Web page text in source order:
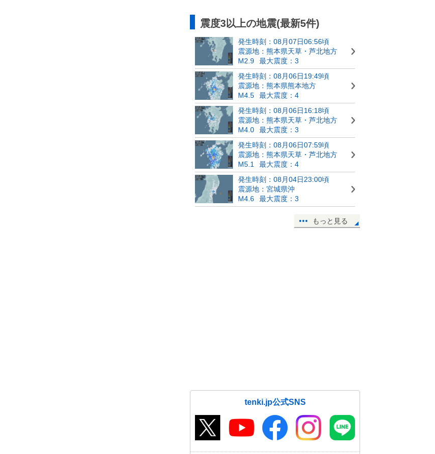
震度3以上の地震(最新5件)
発生時刻：08月07日06:56頃
震源地：熊本県天草・芦北地方
M2.9
最大震度：3
発生時刻：08月06日19:49頃
震源地：熊本県熊本地方
M4.5
最大震度：4
発生時刻：08月06日16:18頃
震源地：熊本県天草・芦北地方
M4.0
最大震度：3
発生時刻：08月06日07:59頃
震源地：熊本県天草・芦北地方
M5.1
最大震度：4
発生時刻：08月04日23:00頃
震源地：宮城県沖
M4.6
最大震度：3
もっと見る
tenki.jp公式SNS